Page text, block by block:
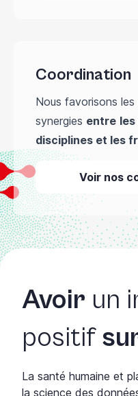
Coordination
Nous favorisons
synergies entre
disciplines et les
Voir nos
Avoir un
positif
La santé humaine et
la science des